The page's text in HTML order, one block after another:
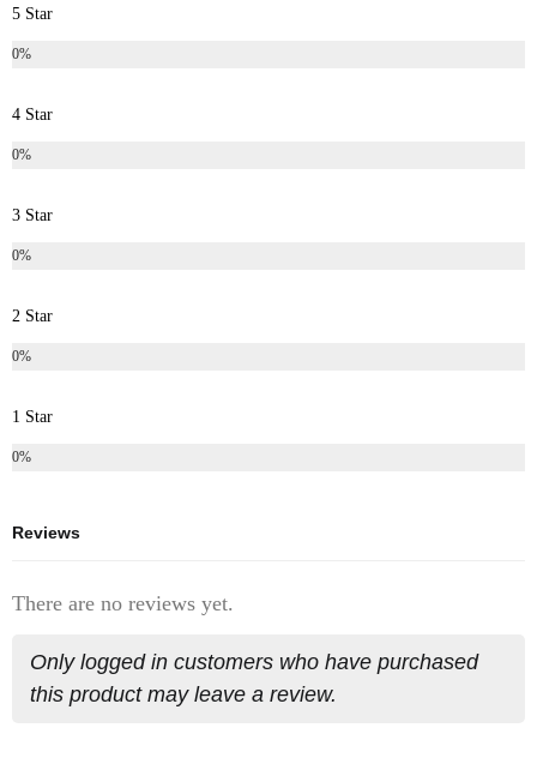
5 Star
0%
4 Star
0%
3 Star
0%
2 Star
0%
1 Star
0%
Reviews
There are no reviews yet.
Only logged in customers who have purchased
this product may leave a review.